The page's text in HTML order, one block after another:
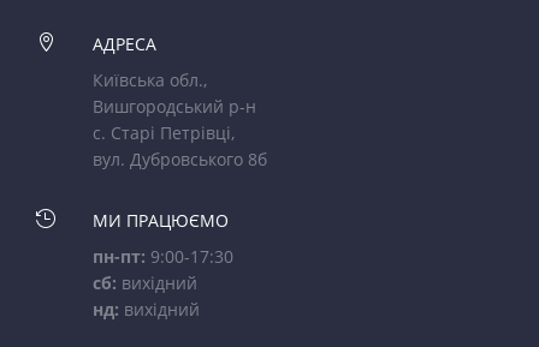

АДРЕСА
Київська обл.,
Вишгородський р-н
с. Старі Петрівці,
вул. Дубровського 8б

МИ ПРАЦЮЄМО
пн-пт: 9:00-17:30
сб: вихідний
нд: вихідний